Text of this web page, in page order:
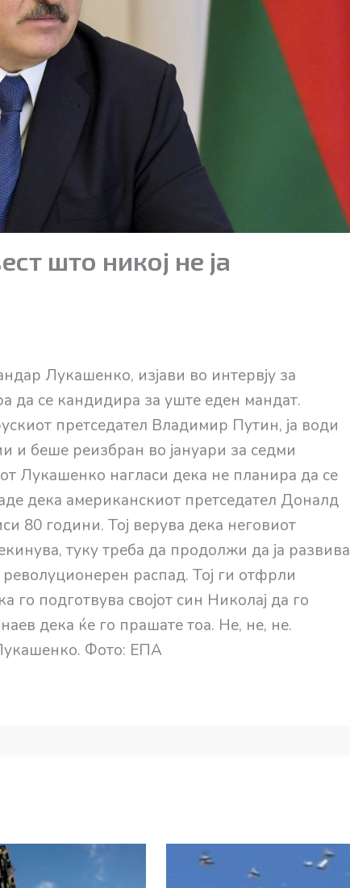
што никој не ја
Лукашенко, изјави во интервју за
да се кандидира за уште еден мандат.
претседател Владимир Путин, ја води
и беше реизбран во јануари за седми
Лукашенко нагласи дека не планира да се
дека американскиот претседател Доналд
80 години. Тој верува дека неговиот
туку треба да продолжи да ја развива
распад. Тој ги отфрли
подготвува својот син Николај да го
дека ќе го прашате тоа. Не, не, не.
Фото: ЕПА